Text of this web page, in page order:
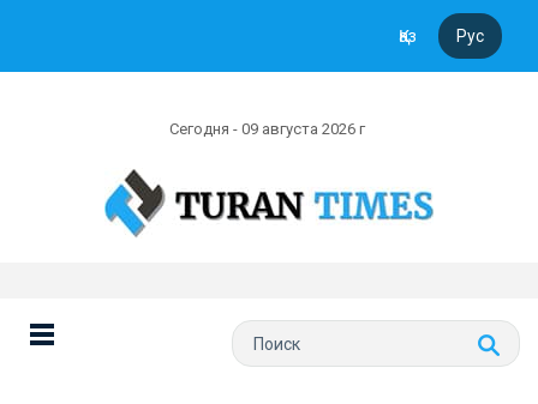
Қаз Рус
Сегодня - 09 августа 2026 г